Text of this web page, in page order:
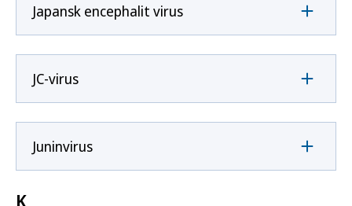
Japansk encephalit virus
JC-virus
Juninvirus
K